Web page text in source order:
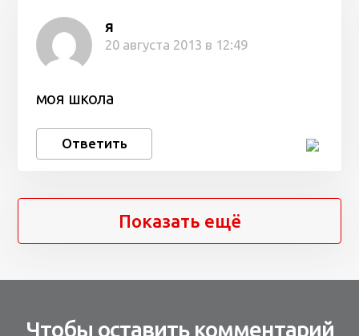
я
20 августа 2013 в 12:49
моя школа
Ответить
Показать ещё
Чтобы оставить комментарий